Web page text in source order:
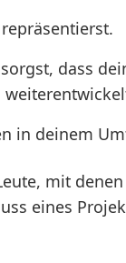
dass
in deinem
mit
eines